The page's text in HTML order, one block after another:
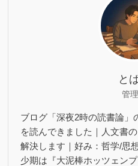
と
管
ブログ「深夜2時の読書論」
を読んできました｜人文書
解決します｜好み：哲学/思
少期は『大泥棒ホッツェンプ